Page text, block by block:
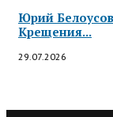
Юрий
Крещения...
29.07.2026